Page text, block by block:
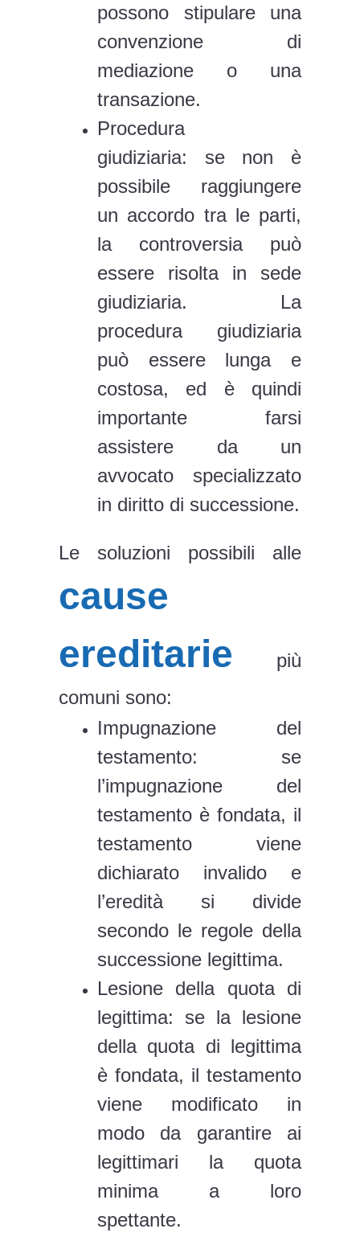
possono stipulare una
convenzione di
mediazione o una
transazione.
Procedura
giudiziaria: se non è
possibile raggiungere
un accordo tra le parti,
la controversia può
essere risolta in sede
giudiziaria. La
procedura giudiziaria
può essere lunga e
costosa, ed è quindi
importante farsi
assistere da un
avvocato specializzato
in diritto di successione.
Le soluzioni possibili alle
cause
ereditarie più
comuni sono:
Impugnazione del
testamento: se
l’impugnazione del
testamento è fondata, il
testamento viene
dichiarato invalido e
l’eredità si divide
secondo le regole della
successione legittima.
Lesione della quota di
legittima: se la lesione
della quota di legittima
è fondata, il testamento
viene modificato in
modo da garantire ai
legittimari la quota
minima a loro
spettante.